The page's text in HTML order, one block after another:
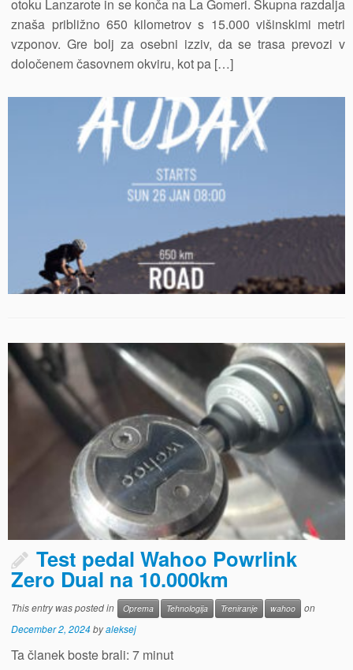
otoku Lanzarote in se konča na La Gomeri. Skupna razdalja
znaša približno 650 kilometrov s 15.000 višinskimi metri
vzponov. Gre bolj za osebni izziv, da se trasa prevozi v
določenem časovnem okviru, kot pa […]
Test pedal Wahoo Powrlink
Zero Dual na 10.000km
This entry was posted in Oprema Tehnologija Treniranje wahoo
on
December 2, 2024byaleksej
Ta članek boste brali: 7 minut